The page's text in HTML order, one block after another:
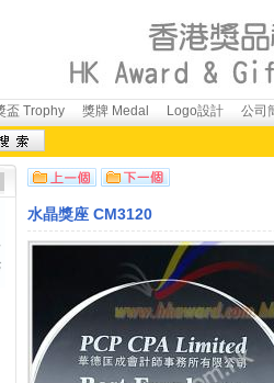
盃 Trophy 獎牌 Medal Logo設計 公司
水晶獎座 CM3120